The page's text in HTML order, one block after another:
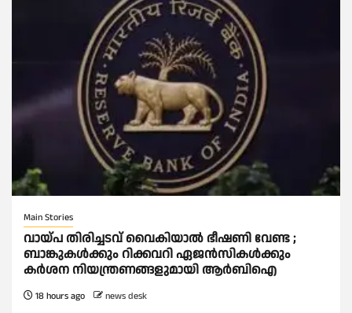
Main Stories
വായ്പ തിരിച്ചടവ് വൈകിയാല്‍ ഭീഷണി വേണ്ട ;
ബാങ്കുകള്‍ക്കും റിക്കവറി ഏജൻസികള്‍ക്കും
കര്‍ശന നിയന്ത്രണങ്ങളുമായി ആര്‍ബിഐ
18 hours ago news desk